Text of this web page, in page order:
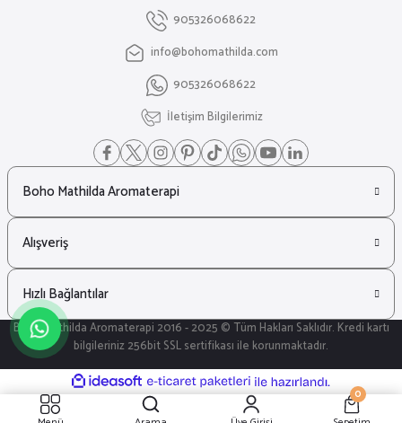
905326068622
info@bohomathilda.com
905326068622
İletişim Bilgilerimiz
Boho Mathilda Aromaterapi
Alışveriş
Hızlı Bağlantılar
Boho Mathilda Aromaterapi 2016 - 2025 © Tüm Hakları Saklıdır. Kredi kartı
bilgileriniz 256bit SSL sertifikası ile korunmaktadır.
0
ideasoft
e-
ticaret
paketleri
hazırlandı.